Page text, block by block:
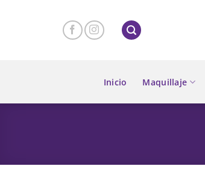
Inicio Maquillaje